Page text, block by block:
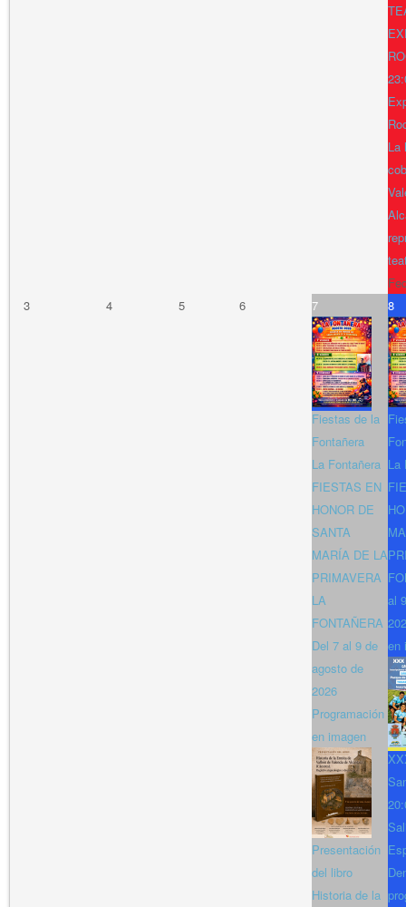
La
3
4 5 6 7
Fiestas de la
Fontañera
La Fontañera
FIESTAS EN
HONOR DE
SANTA
MARÍA DE LA
PRIMAVERA
LA
FONTAÑERA
Del 7 al 9 de
agosto de
2026
Programación
en imagen
Presentación
del libro
Historia de la
8
La
al
en